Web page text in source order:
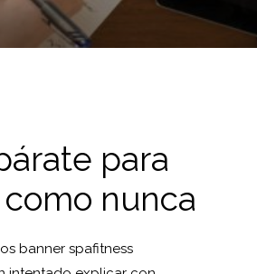
para
nunca